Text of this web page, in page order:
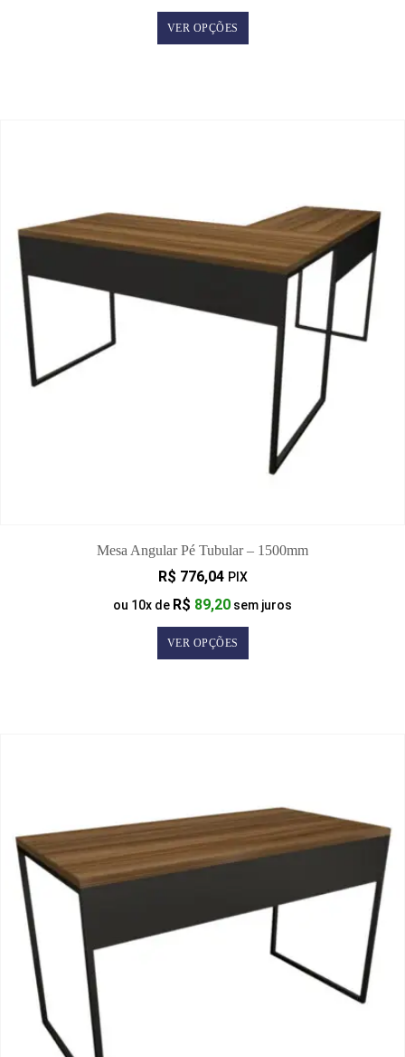
VER OPÇÕES
Mesa Angular Pé Tubular – 1500mm
R$ 776,04 PIX
ou 10x de R$ 89,20 sem juros
VER OPÇÕES